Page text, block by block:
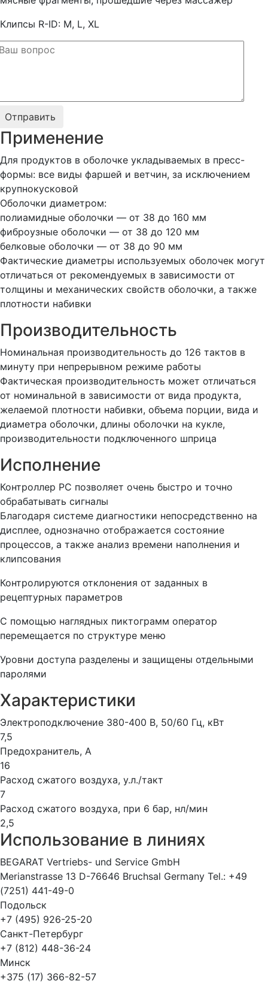
Клипсы R-ID: M, L, XL
Применение
Для продуктов в оболочке укладываемых в пресс-
формы: все виды фаршей и ветчин, за исключением
крупнокусковой
Оболочки диаметром:
полиамидные оболочки — от 38 до 160 мм
фиброузные оболочки — от 38 до 120 мм
белковые оболочки — от 38 до 90 мм
Фактические диаметры используемых оболочек могут
отличаться от рекомендуемых в зависимости от
толщины и механических свойств оболочки, а также
плотности набивки
Производительность
Номинальная производительность до 126 тактов в
минуту при непрерывном режиме работы
Фактическая производительность может отличаться
от номинальной в зависимости от вида продукта,
желаемой плотности набивки, объема порции, вида и
диаметра оболочки, длины оболочки на кукле,
производительности подключенного шприца
Исполнение
Контроллер PC позволяет очень быстро и точно
обрабатывать сигналы
Благодаря системе диагностики непосредственно на
дисплее, однозначно отображается состояние
процессов, а также анализ времени наполнения и
клипсования
Контролируются отклонения от заданных в
рецептурных параметров
С помощью наглядных пиктограмм оператор
перемещается по структуре меню
Уровни доступа разделены и защищены отдельными
паролями
Характеристики
Электроподключение 380-400 В, 50/60 Гц, кВт
7,5
Предохранитель, А
16
Расход сжатого воздуха, у.л./такт
7
Расход сжатого воздуха, при 6 бар, нл/мин
2,5
Использование в линиях
BEGARAT Vertriebs- und Service GmbH
Merianstrasse 13 D-76646 Bruchsal Germany Tel.: +49
(7251) 441-49-0
Подольск
+7 (495) 926-25-20
Санкт-Петербург
+7 (812) 448-36-24
Минск
+375 (17) 366-82-57